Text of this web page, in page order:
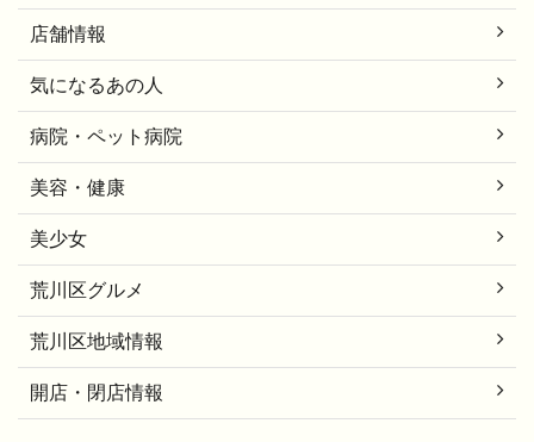
店舗情報
気になるあの人
病院・ペット病院
美容・健康
美少女
荒川区グルメ
荒川区地域情報
開店・閉店情報